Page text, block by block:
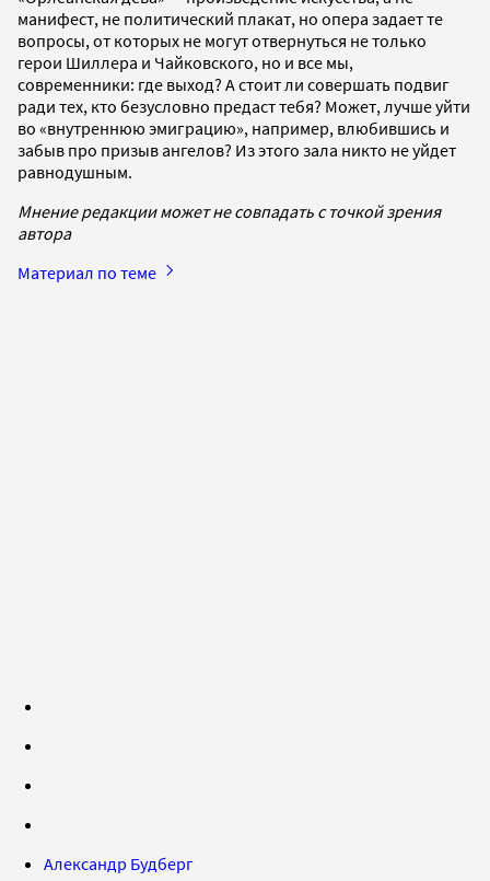
манифест, не политический плакат, но опера задает те
вопросы, от которых не могут отвернуться не только
герои Шиллера и Чайковского, но и все мы,
современники: где выход? А стоит ли совершать подвиг
ради тех, кто безусловно предаст тебя? Может, лучше уйти
во «внутреннюю эмиграцию», например, влюбившись и
забыв про призыв ангелов? Из этого зала никто не уйдет
равнодушным.
Мнение редакции может не совпадать с точкой зрения
автора
Материал по теме
Александр Будберг